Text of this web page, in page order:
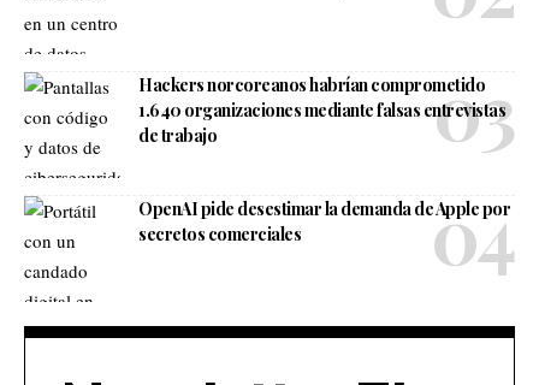
Hackers norcoreanos habrían comprometido
1.640 organizaciones mediante falsas entrevistas
de trabajo
OpenAI pide desestimar la demanda de Apple por
secretos comerciales